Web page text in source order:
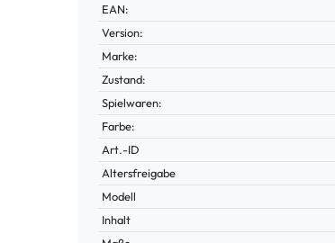
Technisches
Merkmal
Wert
EAN:
Version:
Marke:
Zustand:
Spielwaren:
Farbe:
Technisches
Merkmal
Wert
Art.-ID
Altersfreigabe
Modell
Inhalt